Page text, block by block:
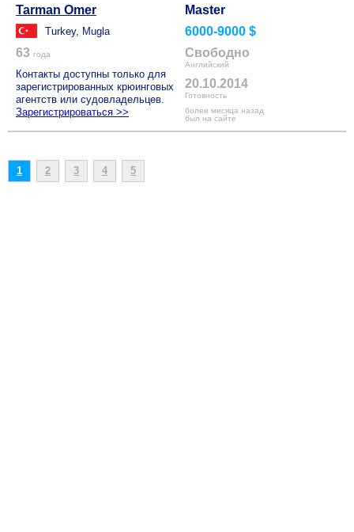
Tarman Omer
Turkey, Mugla
63 года
Контакты доступны только для
зарегистрированных крюинговых
агентств или судовладельцев.
Зарегистрироваться >>
Master
6000-9000 $
Свободно
Английский
20.10.2014
Готовность
более месяца назад
был на сайте
1 2 3 4 5